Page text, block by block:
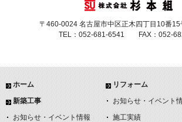
〒460-0024 名古屋市中区正木四丁目10番
TEL：052-681-6541 FAX：052-
ホーム
新築工事
お知らせ・イベント情報
リフォーム
お知らせ・イベント
施工実績